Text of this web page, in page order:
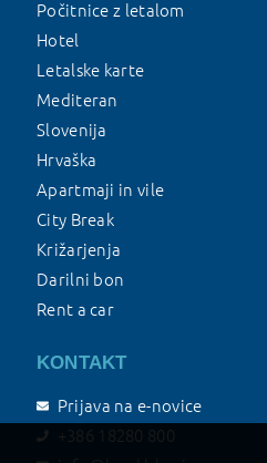
Počitnice z letalom
Hotel
Letalske karte
Mediteran
Slovenija
Hrvaška
Apartmaji in vile
City Break
Križarjenja
Darilni bon
Rent a car
KONTAKT
Prijava na e-novice
+386 18280 800